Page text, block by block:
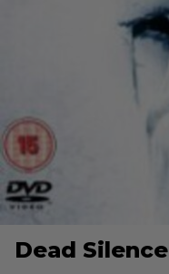
Dead Silence